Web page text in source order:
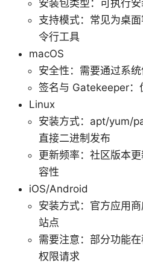
安装包类型：可执行
支持模式：常见为桌
令行工具
macOS
安全性：需要通过系
签名与 Gatekeeper：
Linux
安装方式：apt/yum/
直接二进制发布
更新频率：社区版本
容性
iOS/Android
安装方式：官方应用
站点
需要注意：部分功能
权限请求